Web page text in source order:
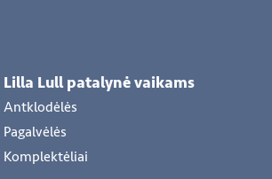
Lilla Lull patalynė vaikams
Antklodėlės
Pagalvėlės
Komplektėliai